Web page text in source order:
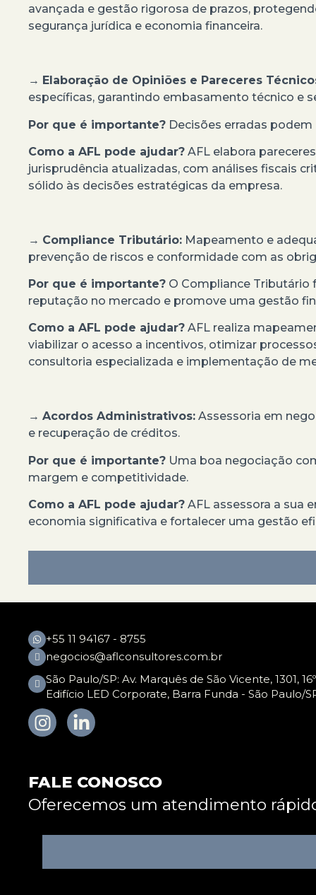
avançada e gestão rigorosa de prazos,
segurança jurídica e economia financeira.
→ Elaboração de Opiniões e Pareceres
específicas, garantindo embasamento técnico e
Por que é importante? Decisões erradas
Como a AFL pode ajudar? AFL elabora
jurisprudência atualizadas, com análises fiscais
sólido às decisões estratégicas da empresa.
→ Compliance Tributário: Mapeamento e
prevenção de riscos e conformidade com as
Por que é importante? O Compliance Tributário
reputação no mercado e promove uma gestão
Como a AFL pode ajudar? AFL realiza
viabilizar o acesso a incentivos, otimizar
consultoria especializada e implementação de
→ Acordos Administrativos: Assessoria em
e recuperação de créditos.
Por que é importante? Uma boa negociação
margem e competitividade.
Como a AFL pode ajudar? AFL assessora a sua
economia significativa e fortalecer uma gestão
+55 11 94167 - 8755
negocios@aflconsultores.com.br
São Paulo/SP: Av. Marquês de São Vicente, 1301,
Edifício LED Corporate, Barra Funda - São Paulo/
FALE CONOSCO
Oferecemos um atendimento